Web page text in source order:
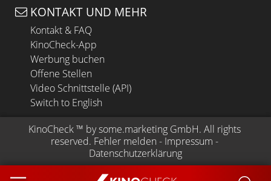
KONTAKT UND MEHR
Kontakt & FAQ
KinoCheck-App
Werbung buchen
Offene Stellen
Video Schnittstelle (API)
Switch to English
KinoCheck ™ by some.marketing GmbH. All rights
reserved. Fehler melden - Impressum -
Datenschutzerklärung